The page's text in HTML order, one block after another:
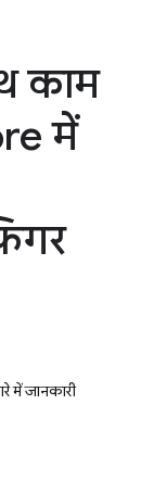
काम
में
में जानकारी